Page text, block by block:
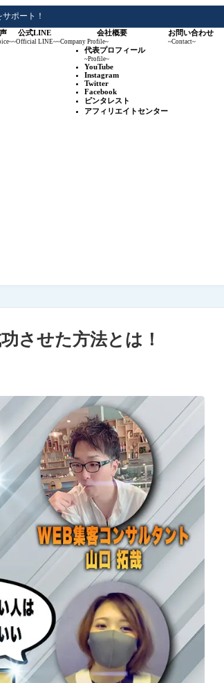
ポート！
公式LINE
~Official LINE~
会社概要
~Company Profile~
代表プロフィール
~Profile~
YouTube
Instagram
Twitter
Facebook
ピンタレスト
アフィリエイトセンター
お問い合わせ
~Contact~
させた方法とは！